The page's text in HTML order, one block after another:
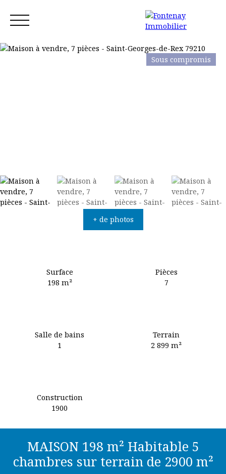
Sous compromis
+ de photos
Surface
198 m²
Pièces
7
Salle de bains
1
Terrain
2 899m²
Construction
1900
MAISON 198 m² Habitable 5
chambres sur terrain de 2900 m²